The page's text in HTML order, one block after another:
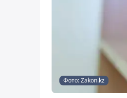
Фото: Zakon.kz